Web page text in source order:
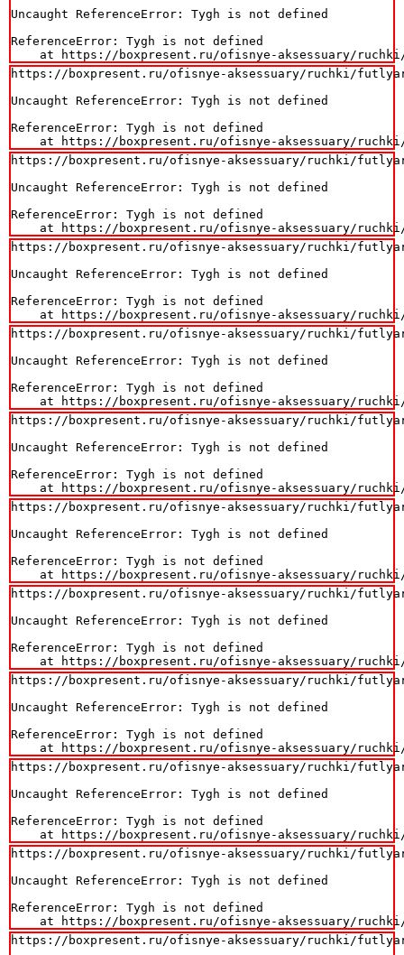
Uncaught ReferenceError: Tygh is not defined
ReferenceError: Tygh is not defined
at https://boxpresent.ru/ofisnye-aksessuary/
https://boxpresent.ru/ofisnye-aksessuary/ruchki/
Uncaught ReferenceError: Tygh is not defined
ReferenceError: Tygh is not defined
at https://boxpresent.ru/ofisnye-aksessuary/
https://boxpresent.ru/ofisnye-aksessuary/ruchki/
Uncaught ReferenceError: Tygh is not defined
ReferenceError: Tygh is not defined
at https://boxpresent.ru/ofisnye-aksessuary/
https://boxpresent.ru/ofisnye-aksessuary/ruchki/
Uncaught ReferenceError: Tygh is not defined
ReferenceError: Tygh is not defined
at https://boxpresent.ru/ofisnye-aksessuary/
https://boxpresent.ru/ofisnye-aksessuary/ruchki/
Uncaught ReferenceError: Tygh is not defined
ReferenceError: Tygh is not defined
at https://boxpresent.ru/ofisnye-aksessuary/
https://boxpresent.ru/ofisnye-aksessuary/ruchki/
Uncaught ReferenceError: Tygh is not defined
ReferenceError: Tygh is not defined
at https://boxpresent.ru/ofisnye-aksessuary/
https://boxpresent.ru/ofisnye-aksessuary/ruchki/
Uncaught ReferenceError: Tygh is not defined
ReferenceError: Tygh is not defined
at https://boxpresent.ru/ofisnye-aksessuary/
https://boxpresent.ru/ofisnye-aksessuary/ruchki/
Uncaught ReferenceError: Tygh is not defined
ReferenceError: Tygh is not defined
at https://boxpresent.ru/ofisnye-aksessuary/
https://boxpresent.ru/ofisnye-aksessuary/ruchki/
Uncaught ReferenceError: Tygh is not defined
ReferenceError: Tygh is not defined
at https://boxpresent.ru/ofisnye-aksessuary/
https://boxpresent.ru/ofisnye-aksessuary/ruchki/
Uncaught ReferenceError: Tygh is not defined
ReferenceError: Tygh is not defined
at https://boxpresent.ru/ofisnye-aksessuary/
https://boxpresent.ru/ofisnye-aksessuary/ruchki/
Uncaught ReferenceError: Tygh is not defined
ReferenceError: Tygh is not defined
at https://boxpresent.ru/ofisnye-aksessuary/
https://boxpresent.ru/ofisnye-aksessuary/ruchki/